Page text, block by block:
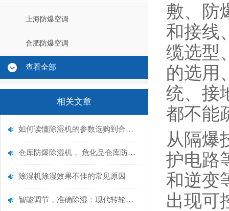
上海防爆空调
合肥防爆空调
查看全部
相关文章
如何读懂除湿机的参数选购到合适的那一款
仓库防爆除湿机， 危化品仓库防爆除湿机厂家
除湿机除湿效果不佳的常见原因
智能调节，准确除湿：现代转轮除湿机的技术创新与功能解析
敷、防
和接线
缆选型
的选用
统、接
都不能
从隔爆
护电路
和逆变
出现可